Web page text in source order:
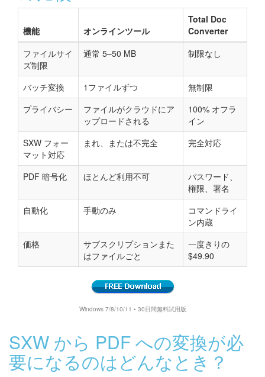
機能 オンラインツール
Total Doc
Converter
ファイルサイ
ズ制限
通常 5–50 MB 制限なし
バッチ変換 1ファイルずつ
無制限
プライバシー
ファイルがクラウドにア
ップロードされる
100% オフラ
イン
SXW フォー
マット対応
まれ、または不完全 完全対応
PDF 暗号化 ほとんど利用不可
パスワード、
権限、署名
自動化
手動のみ
コマンドライ
ン内蔵
価格
サブスクリプションまた
はファイルごと
一度きりの
$49.90
Windows 7/8/10/11 • 30日間無料試用版
SXW から PDF への変換が必
要になるのはどんなとき？